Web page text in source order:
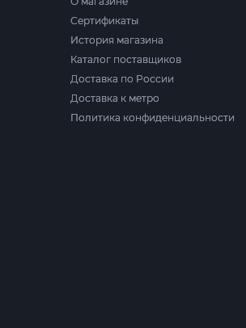
Сертификаты
История магазина
Каталог поставщиков
Доставка по России
Доставка к метро
Политика конфиденциальности